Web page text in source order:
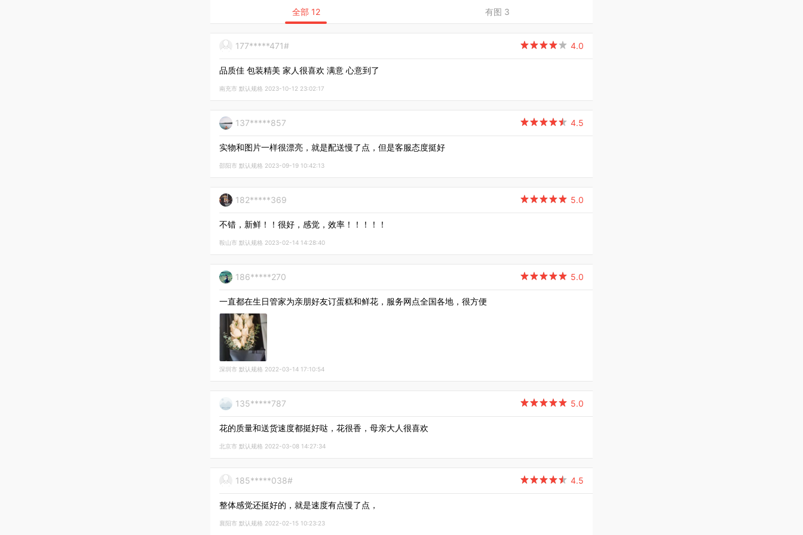
177*****471# 4.0

品质佳 包装精美 家人很喜欢 满意 心意到了
南充市 默认规格 2023-10-12 23:02:17
137*****857 4.5

实物和图片一样很漂亮，就是配送慢了点，但是客服态度挺好
邵阳市 默认规格 2023-09-19 10:42:13
182*****369 5.0

不错，新鲜！！很好，感觉，效率！！！！！
鞍山市 默认规格 2023-02-14 14:28:40
186*****270 5.0

一直都在生日管家为亲朋好友订蛋糕和鲜花，服务网点全国各地，很方便
深圳市 默认规格 2022-03-14 17:10:54
135*****787 5.0

花的质量和送货速度都挺好哒，花很香，母亲大人很喜欢
北京市 默认规格 2022-03-08 14:27:34
185*****038# 4.5

整体感觉还挺好的，就是速度有点慢了点，
襄阳市 默认规格 2022-02-15 10:23:23
全部 12 有图 3